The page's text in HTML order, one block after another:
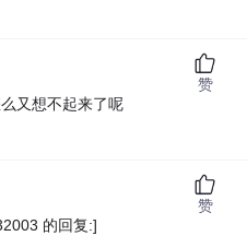
又想不起来了呢
赞
的回复:]
赞